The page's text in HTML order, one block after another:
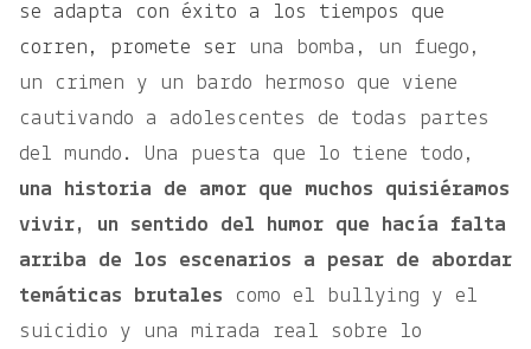
se adapta con éxito a los tiempos que
corren, promete ser una bomba, un fuego,
un crimen y un bardo hermoso que viene
cautivando a adolescentes de todas partes
del mundo. Una puesta que lo tiene todo,
una historia de amor que muchos quisiéramos
vivir, un sentido del humor que hacía falta
arriba de los escenarios a pesar de abordar
temáticas brutales como el bullying y el
suicidio y una mirada real sobre lo